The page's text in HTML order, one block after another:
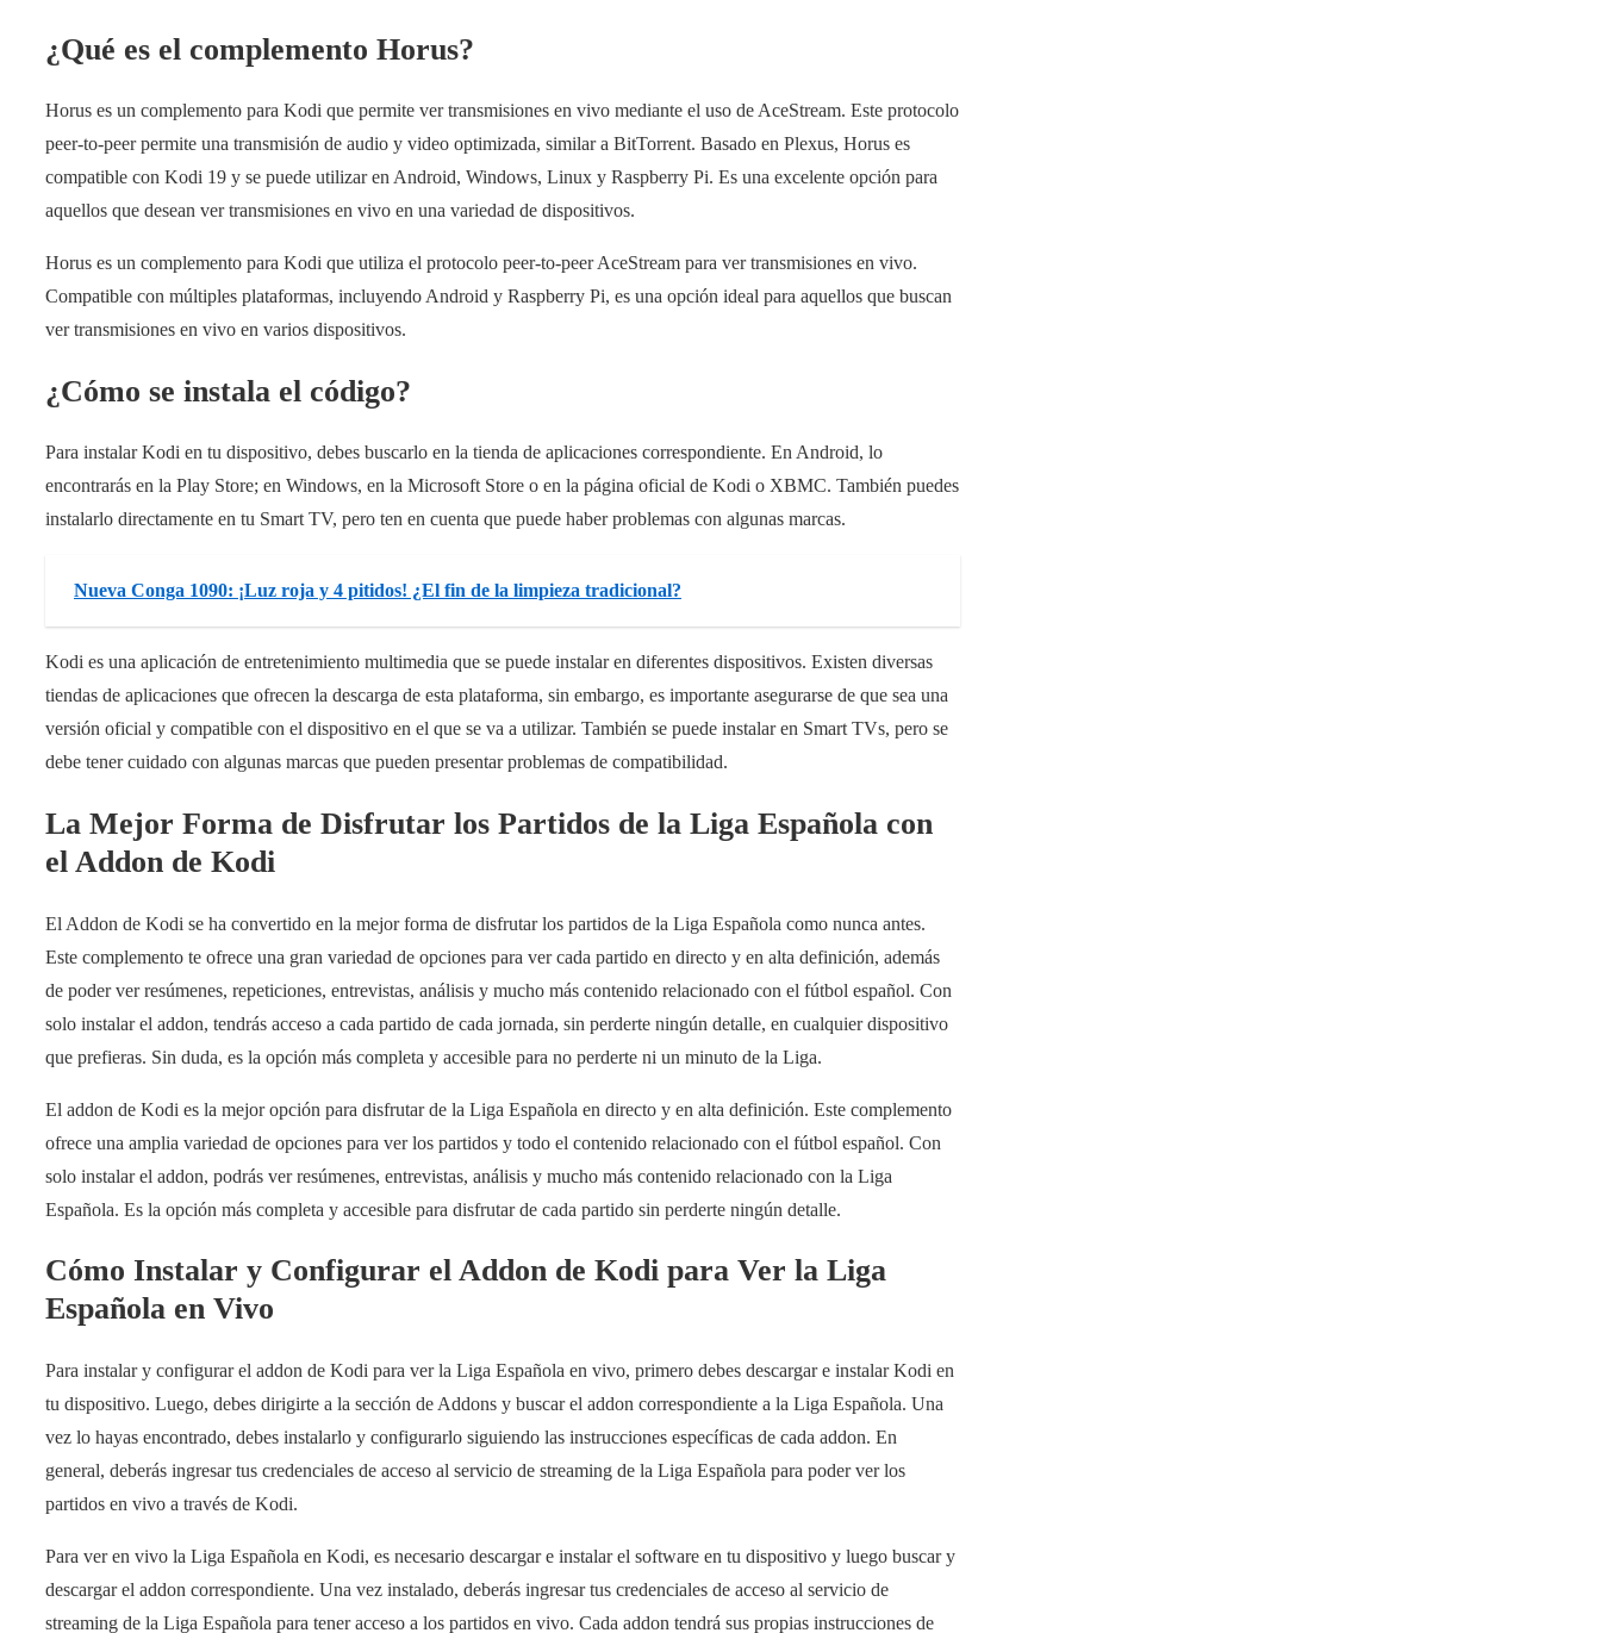
¿Qué es el complemento Horus?
Horus es un complemento para Kodi que permite ver transmisiones en vivo mediante el uso de AceStream. Este protocolo
peer-to-peer permite una transmisión de audio y video optimizada, similar a BitTorrent. Basado en Plexus, Horus es
compatible con Kodi 19 y se puede utilizar en Android, Windows, Linux y Raspberry Pi. Es una excelente opción para
aquellos que desean ver transmisiones en vivo en una variedad de dispositivos.
Horus es un complemento para Kodi que utiliza el protocolo peer-to-peer AceStream para ver transmisiones en vivo.
Compatible con múltiples plataformas, incluyendo Android y Raspberry Pi, es una opción ideal para aquellos que buscan
ver transmisiones en vivo en varios dispositivos.
¿Cómo se instala el código?
Para instalar Kodi en tu dispositivo, debes buscarlo en la tienda de aplicaciones correspondiente. En Android, lo
encontrarás en la Play Store; en Windows, en la Microsoft Store o en la página oficial de Kodi o XBMC. También puedes
instalarlo directamente en tu Smart TV, pero ten en cuenta que puede haber problemas con algunas marcas.
Nueva Conga 1090: ¡Luz roja y 4 pitidos! ¿El fin de la limpieza tradicional?
Kodi es una aplicación de entretenimiento multimedia que se puede instalar en diferentes dispositivos. Existen diversas
tiendas de aplicaciones que ofrecen la descarga de esta plataforma, sin embargo, es importante asegurarse de que sea una
versión oficial y compatible con el dispositivo en el que se va a utilizar. También se puede instalar en Smart TVs, pero se
debe tener cuidado con algunas marcas que pueden presentar problemas de compatibilidad.
La Mejor Forma de Disfrutar los Partidos de la Liga Española con
el Addon de Kodi
El Addon de Kodi se ha convertido en la mejor forma de disfrutar los partidos de la Liga Española como nunca antes.
Este complemento te ofrece una gran variedad de opciones para ver cada partido en directo y en alta definición, además
de poder ver resúmenes, repeticiones, entrevistas, análisis y mucho más contenido relacionado con el fútbol español. Con
solo instalar el addon, tendrás acceso a cada partido de cada jornada, sin perderte ningún detalle, en cualquier dispositivo
que prefieras. Sin duda, es la opción más completa y accesible para no perderte ni un minuto de la Liga.
El addon de Kodi es la mejor opción para disfrutar de la Liga Española en directo y en alta definición. Este complemento
ofrece una amplia variedad de opciones para ver los partidos y todo el contenido relacionado con el fútbol español. Con
solo instalar el addon, podrás ver resúmenes, entrevistas, análisis y mucho más contenido relacionado con la Liga
Española. Es la opción más completa y accesible para disfrutar de cada partido sin perderte ningún detalle.
Cómo Instalar y Configurar el Addon de Kodi para Ver la Liga
Española en Vivo
Para instalar y configurar el addon de Kodi para ver la Liga Española en vivo, primero debes descargar e instalar Kodi en
tu dispositivo. Luego, debes dirigirte a la sección de Addons y buscar el addon correspondiente a la Liga Española. Una
vez lo hayas encontrado, debes instalarlo y configurarlo siguiendo las instrucciones específicas de cada addon. En
general, deberás ingresar tus credenciales de acceso al servicio de streaming de la Liga Española para poder ver los
partidos en vivo a través de Kodi.
Para ver en vivo la Liga Española en Kodi, es necesario descargar e instalar el software en tu dispositivo y luego buscar y
descargar el addon correspondiente. Una vez instalado, deberás ingresar tus credenciales de acceso al servicio de
streaming de la Liga Española para tener acceso a los partidos en vivo. Cada addon tendrá sus propias instrucciones de